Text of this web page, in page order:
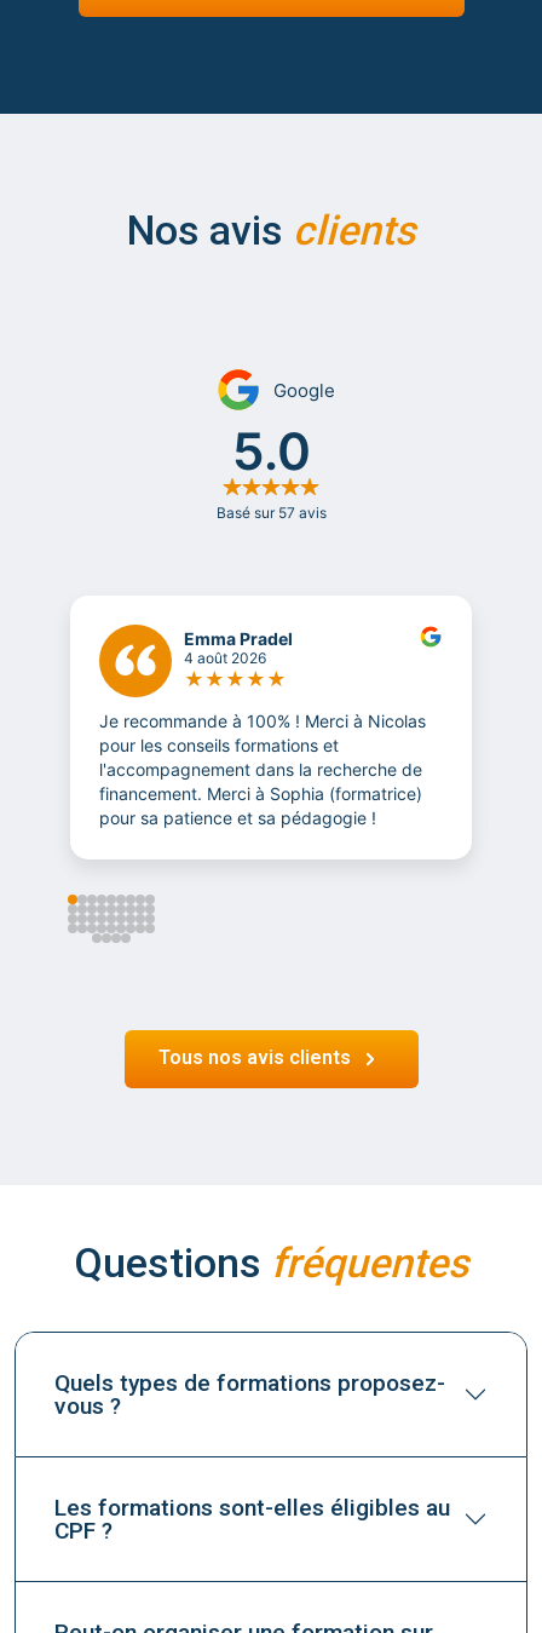
Nos avis clients
Emma Pradel
4 août 2026
★ ★ ★ ★ ★
Je recommande à 100% ! Merci à Nicolas
pour les conseils formations et
l'accompagnement dans la recherche de
financement. Merci à Sophia (formatrice)
pour sa patience et sa pédagogie !
Tous nos avis clients
Questions fréquentes
Quels types de formations proposez-
vous ?
Les formations sont-elles éligibles au
CPF ?